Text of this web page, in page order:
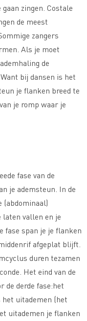
zingen. Costale
de meest
zangers
Als je moet
de
bij dansen is het
je flanken breed te
je romp waar je
fase van de
je ademsteun. In de
(abdominaal)
laten vallen en je
fase span je je flanken
afgeplat blijft.
duren tezamen
Het eind van de
de derde fase:het
het uitademen (het
uitademen je flanken